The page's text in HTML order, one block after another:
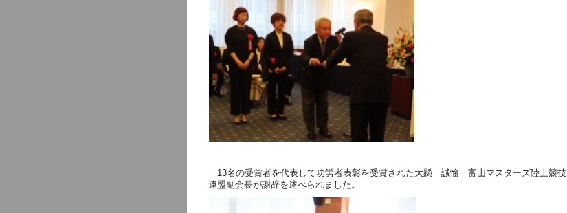
13名の受賞者を代表して功労者表彰を受賞された大懸 誠愉 富山マスターズ陸上競技
連盟副会長が謝辞を述べられました。